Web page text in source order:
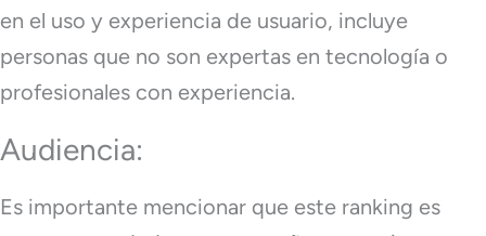
en el uso y experiencia de usuario, incluye
personas que no son expertas en tecnología o
profesionales con experiencia.
Audiencia:
Es importante mencionar que este ranking es